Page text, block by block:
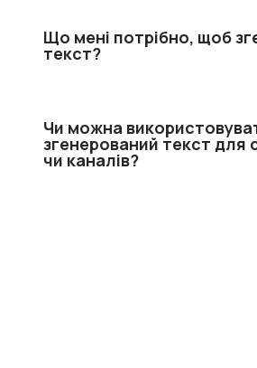
Що мені потрібно, щоб
текст?
Чи можна
згенерований текст для
чи каналів?